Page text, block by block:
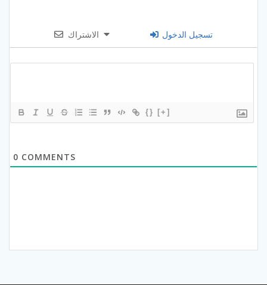
الاشتراك تسجيل الدخول
{} [+]
0 COMMENTS